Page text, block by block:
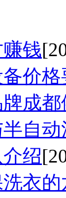
钱
价
成
自
绍
衣